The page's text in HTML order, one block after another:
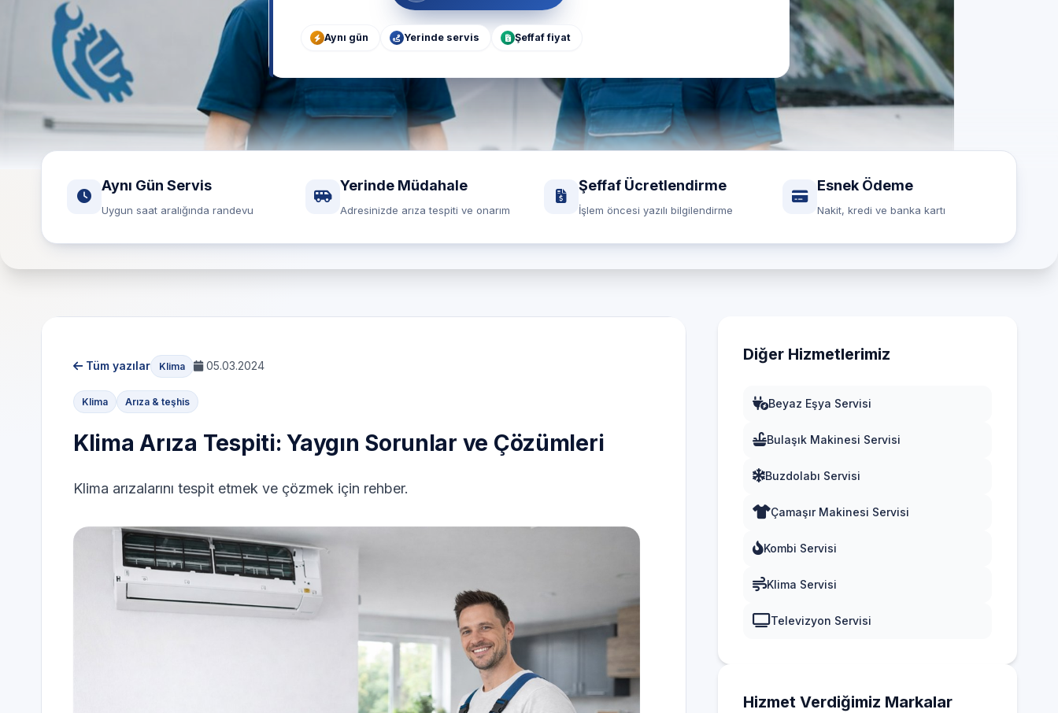
Aynı gün Yerinde servis Şeffaf fiyat
Aynı Gün Servis
Uygun saat aralığında randevu
Yerinde Müdahale
Adresinizde arıza tespiti ve onarım
Şeffaf Ücretlendirme
İşlem öncesi yazılı bilgilendirme
Esnek Ödeme
Nakit, kredi ve banka kartı
Tüm yazılar Klima 05.03.2024
Klima Arıza & teşhis
Klima Arıza Tespiti: Yaygın Sorunlar ve Çözümleri
Klima arızalarını tespit etmek ve çözmek için rehber.
Diğer Hizmetlerimiz
Beyaz Eşya Servisi
Bulaşık Makinesi Servisi
Buzdolabı Servisi
Çamaşır Makinesi Servisi
Kombi Servisi
Klima Servisi
Televizyon Servisi
Hizmet Verdiğimiz Markalar